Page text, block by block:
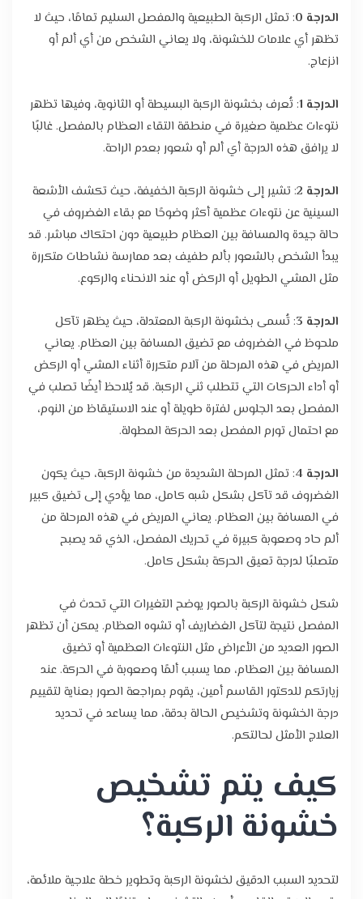
الدرجة 0
: تمثل الركبة الطبيعية والمفصل السليم تمامًا، حيث لا
تظهر أي علامات للخشونة، ولا يعاني الشخص من أي ألم أو
انزعاج.
الدرجة 1 : تُعرف بخشونة الركبة البسيطة أو الثانوية، وفيها تظهر
نتوءات عظمية صغيرة في منطقة التقاء العظام بالمفصل. غالبًا
لا يرافق هذه الدرجة أي ألم أو شعور بعدم الراحة.
الدرجة 2
: تشير إلى خشونة الركبة الخفيفة، حيث تكشف الأشعة
السينية عن نتوءات عظمية أكثر وضوحًا مع بقاء الغضروف في
حالة جيدة والمسافة بين العظام طبيعية دون احتكاك مباشر. قد
يبدأ الشخص بالشعور بألم طفيف بعد ممارسة نشاطات متكررة
مثل المشي الطويل أو الركض أو عند الانحناء والركوع.
الدرجة 3
: تُسمى بخشونة الركبة المعتدلة، حيث يظهر تآكل
ملحوظ في الغضروف مع تضيق المسافة بين العظام. يعاني
المريض في هذه المرحلة من آلام متكررة أثناء المشي أو الركض
أو أداء الحركات التي تتطلب ثني الركبة. قد يُلاحظ أيضًا تصلب في
المفصل بعد الجلوس لفترة طويلة أو عند الاستيقاظ من النوم،
مع احتمال تورم المفصل بعد الحركة المطولة.
الدرجة 4
: تمثل المرحلة الشديدة من خشونة الركبة، حيث يكون
الغضروف قد تآكل بشكل شبه كامل، مما يؤدي إلى تضيق كبير
في المسافة بين العظام. يعاني المريض في هذه المرحلة من
ألم حاد وصعوبة كبيرة في تحريك المفصل، الذي قد يصبح
متصلبًا لدرجة تعيق الحركة بشكل كامل.
شكل خشونة الركبة بالصور يوضح التغيرات التي تحدث في
المفصل نتيجة لتآكل الغضاريف أو تشوه العظام. يمكن أن تظهر
الصور العديد من الأعراض مثل النتوءات العظمية أو تضيق
المسافة بين العظام، مما يسبب ألمًا وصعوبة في الحركة. عند
زيارتكم للدكتور القاسم أمين، يقوم بمراجعة الصور بعناية لتقييم
درجة الخشونة وتشخيص الحالة بدقة، مما يساعد في تحديد
العلاج الأمثل لحالتكم.
كيف يتم تشخيص
خشونة الركبة؟
لتحديد السبب الدقيق لخشونة الركبة وتطوير خطة علاجية ملائمة،